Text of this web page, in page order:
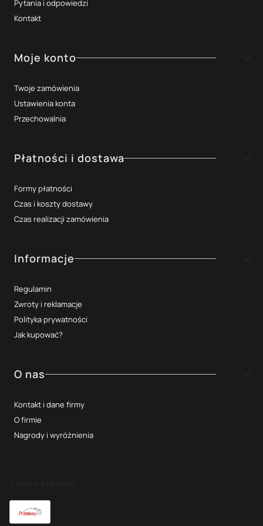
Pytania i odpowiedzi
Kontakt
Moje konto
Twoje zamówienia
Ustawienia konta
Przechowalnia
Płatności i dostawa
Formy płatności
Czas i koszty dostawy
Czas realizacji zamówienia
Informacje
Regulamin
Zwroty i reklamacje
Polityka prywatności
Jak kupować?
O nas
Kontakt i dane firmy
O firmie
Nagrody i wyróżnienia